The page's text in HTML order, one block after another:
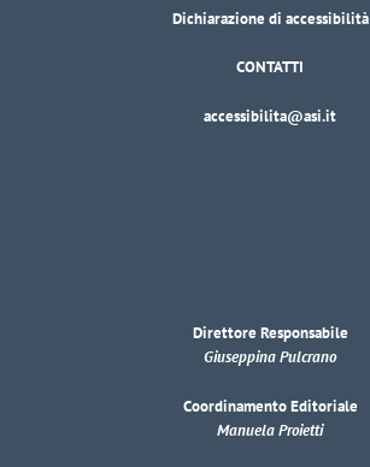
Dichiarazione di accessibilità
CONTATTI
accessibilita@asi.it
Direttore Responsabile
Giuseppina Pulcrano
Coordinamento Editoriale
Manuela Proietti